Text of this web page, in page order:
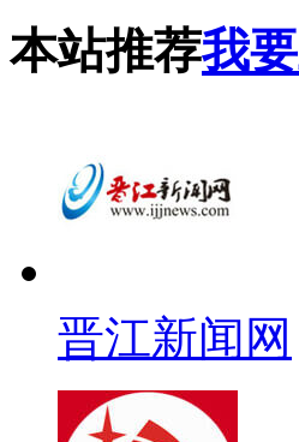
本站推荐我
晋江新闻网